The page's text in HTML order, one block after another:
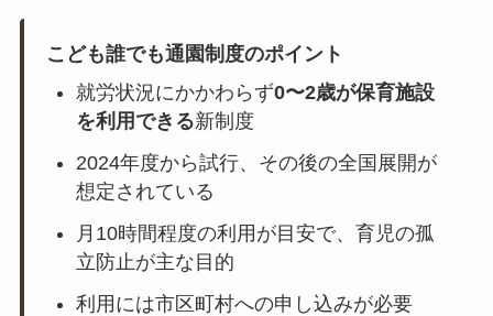
こども誰でも通園制度のポイント
就労状況にかかわらず0〜2歳が保育施設
を利用できる新制度
2024年度から試行、その後の全国展開が
想定されている
月10時間程度の利用が目安で、育児の孤
立防止が主な目的
利用には市区町村への申し込みが必要